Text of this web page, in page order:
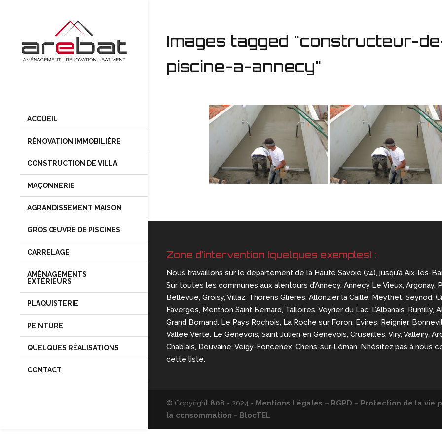
ACCUEIL
RÉNOVATION IMMOBILIÈRE
CONSTRUCTION DE VILLA
MAÇONNERIE
AGRANDISSEMENT MAISON
GROS ŒUVRE DE PISCINES
CARRELAGE
AMÉNAGEMENTS
EXTÉRIEURS
PLAQUISTERIE
PEINTURE
QUELQUES RÉALISATIONS
CONTACT
Images tagged "constructeur-
piscine-a-annecy"
Zone d’intervention (quelques exemples) :
Nous travaillons sur le département de la Haute Savoie (74), jusqu’à Aix-les-
Sur toutes les communes aux alentours d’Annecy, Annecy Le Vieux, Argonay,
Bellevue, Groisy, Villaz, Thorens Glières, Allonzier la Caille, Meythet, Seynod,
Faverges, Menthon Saint Bernard, Talloires, Veyrier du Lac. L’Albanais, Rumilly,
Grand Bornand. Le Pays Rochois, La Roche sur Foron, Evires, Reignier,
Vallée Verte. Le Genevois, Saint Julien en Genevois, Cruseilles, Viry, Valleiry,
Chablais, Douvaine, Veigy-Foncenex, Chens-sur-Léman. N’hésitez pas à nous
cette liste.
© Copyright 808 - 2024 - Mentions Légales – RGPD – Protection de la
la consommation - BlocTEL